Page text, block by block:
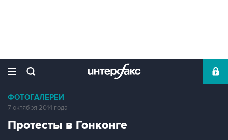
ФОТОГАЛЕРЕИ
7 октября 2014 года
Протесты в Гонконге